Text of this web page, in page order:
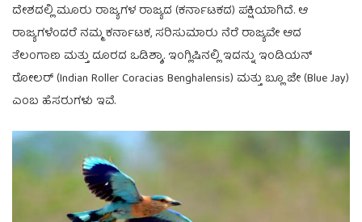
ದೇಶದಲ್ಲಿ ಮೂರು ರಾಜ್ಯಗಳ ರಾಜ್ಯದ (ಕರ್ನಾಟಕದ) ಪಕ್ಷಿಯಾಗಿದೆ. ಆ
ರಾಜ್ಯಗಳೆಂದರೆ ನಮ್ಮ ಕರ್ನಾಟಕ, ಸರಿಸುಮಾರು ನೆರೆ ರಾಜ್ಯವೇ ಆದ
ತೆಲಂಗಾಣ ಮತ್ತು ದೂರದ ಒಡಿಶ್ಶಾ. ಇಂಗ್ಲಿಷಿನಲ್ಲಿ ಇದನ್ನು ಇಂಡಿಯನ್
ರೋಲರ್ (Indian Roller Coracias Benghalensis) ಮತ್ತು ಬ್ಲೂ ಜೇ (Blue Jay)
ಎಂಬ ಹೆಸರುಗಳು ಇವೆ.